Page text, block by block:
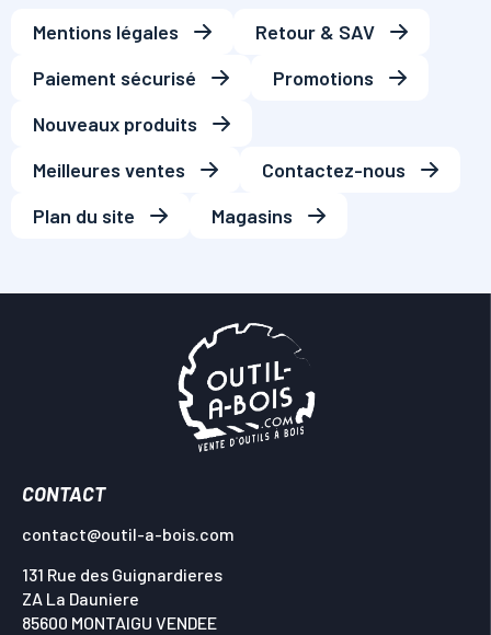
Mentions légales
Retour & SAV
Paiement sécurisé
Promotions
Nouveaux produits
Meilleures ventes
Contactez-nous
Plan du site
Magasins
CONTACT
contact@outil-a-bois.com
131 Rue des Guignardieres
ZA La Dauniere
85600 MONTAIGU VENDEE